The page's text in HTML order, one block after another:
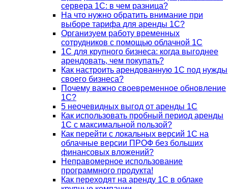
сервера 1С: в чем разница?
На что нужно обратить внимание при
выборе тарифа для аренды 1С?
Организуем работу временных
сотрудников с помощью облачной 1С
1С для крупного бизнеса: когда выгоднее
арендовать, чем покупать?
Как настроить арендованную 1С под нужды
своего бизнеса?
Почему важно своевременное обновление
1С?
5 неочевидных выгод от аренды 1С
Как использовать пробный период аренды
1С с максимальной пользой?
Как перейти с локальных версий 1С на
облачные версии ПРОФ без больших
финансовых вложений?
Неправомерное использование
программного продукта!
Как переходят на аренду 1С в облаке